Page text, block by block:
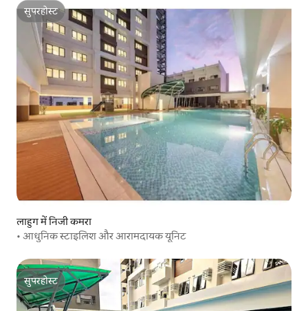
सुपरहोस्ट
सुपरहोस्ट
लाहुग में निजी कमरा
• आधुनिक स्टाइलिश और आरामदायक यूनिट
सुपरहोस्ट
सुपरहोस्ट